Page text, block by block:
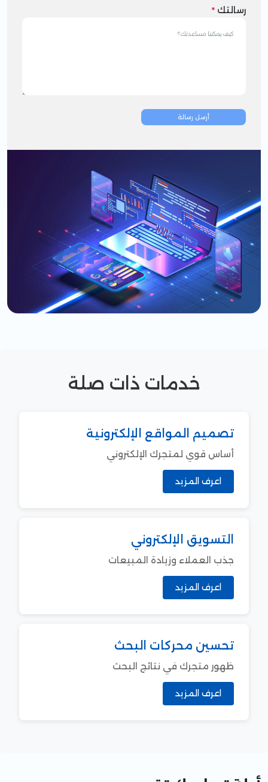
رسالتك *
أرسل رسالة
خدمات ذات صلة
تصميم المواقع الإلكترونية
أساس قوي لمتجرك الإلكتروني
اعرف المزيد
التسويق الإلكتروني
جذب العملاء وزيادة المبيعات
اعرف المزيد
تحسين محركات البحث
ظهور متجرك في نتائج البحث
اعرف المزيد